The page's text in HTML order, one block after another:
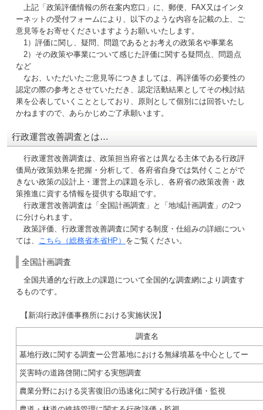
上記「政策評価情報の所在案内窓口」に、郵便、FAX又はインタ
ーネットの受付フォームにより、以下のような内容を記載の上、ご
意見等をお寄せくださいますようお願いいたします。
1）評価に関し、疑問、問題であるとお考えの政策名や事業名
2）その政策や事業について感じた評価に関する疑問点、問題点
など
なお、いただいたご意見等につきましては、再評価等の必要性の
認定の際の参考とさせていただき、認定活動結果としてその検討結
果を公表していくこととしており、原則として個別には回答いたし
かねますので、あらかじめご了承願います。
行政運営改善調査とは…
行政運営改善調査は、政策担当府省とは異なる主体である行政評
価局が政策効果を把握・分析して、各府省自身では気付くことがで
きない政策の設計上・運営上の課題を示し、各府省の政策改善・政
策推進に資する情報を提供する取組です。
行政運営改善調査は「全国計画調査」と「地域計画調査」の2つ
に分けられます。
政策評価、行政運営改善調査に関する制度・仕組みの詳細につい
ては、 こちら（総務省本省HP） をご覧ください。
全国計画調査
全国共通的な行政上の課題について全国的な調査網により調査す
るものです。
【新潟行政評価事務所における実施状況】
調査名
墓地行政に関する調査ー公営墓地における無縁墳墓を中心としてー
災害時の道路啓開に関する実態調査
農業分野における災害復旧の迅速化に関する行政評価・監視